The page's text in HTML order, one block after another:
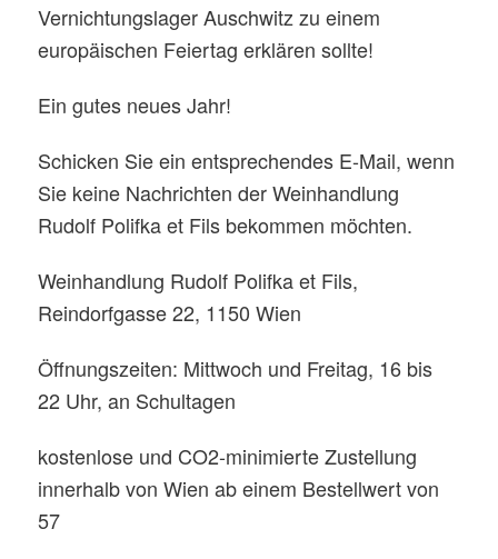
Vernichtungslager Auschwitz zu einem
europäischen Feiertag erklären sollte!
Ein gutes neues Jahr!
Schicken Sie ein entsprechendes E-Mail, wenn
Sie keine Nachrichten der Weinhandlung
Rudolf Polifka et Fils bekommen möchten.
Weinhandlung Rudolf Polifka et Fils,
Reindorfgasse 22, 1150 Wien
Öffnungszeiten: Mittwoch und Freitag, 16 bis
22 Uhr, an Schultagen
kostenlose und CO2-minimierte Zustellung
innerhalb von Wien ab einem Bestellwert von
57